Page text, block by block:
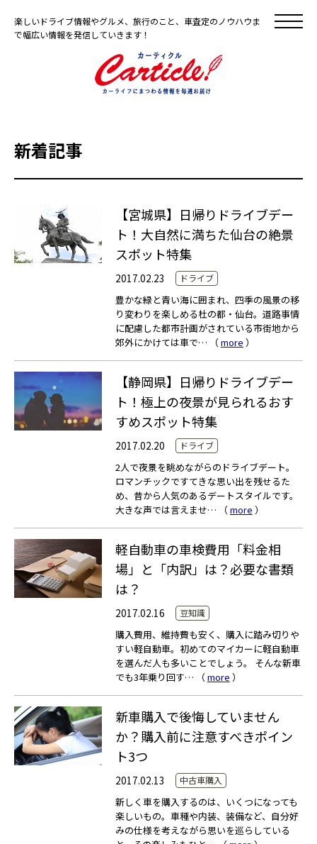
楽しいドライブ情報やグルメ、旅行のこと、車査定のノウハウま
で幅広い情報を発信していきます！
新着記事
【宮城県】日帰りドライブデー
ト！大自然に満ちた仙台の絶景
スポット特集
2017.02.23 ドライブ
豊かな緑と青い海に囲まれ、四季の風景の移
り変わりを楽しめる杜の都・仙台。道路事情
に配慮した都市計画がされている市街地から
郊外にかけては車で… （more ）
【静岡県】日帰りドライブデー
ト！極上の夜景が見られるおす
すめスポット特集
2017.02.20 ドライブ
2人で夜景を眺めながらのドライブデート。
ロマンチックですてきな思い出を残せるた
め、昔から人気のあるデートスタイルです。
大きな声では言えませ… （more ）
軽自動車の車検費用「料金相
場」と「内訳」は？必要な書類
は？
2017.02.16 豆知識
購入費用、維持費も安く、購入に踏み切りや
すい軽自動車。初めてのマイカーに軽自動車
を選んだ人も多いことでしょう。 そんな新車
でも3年乗り回す… （more ）
新車購入で後悔していません
か？購入前に注意すべきポイン
ト3つ
2017.02.13 中古車購入
新しく車を購入するのは、いくつになっても
楽しいもの。車種や内装、装備など、自分好
みの仕様を考えながら思いを巡らしている